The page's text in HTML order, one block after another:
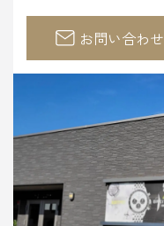
お問い合わせ